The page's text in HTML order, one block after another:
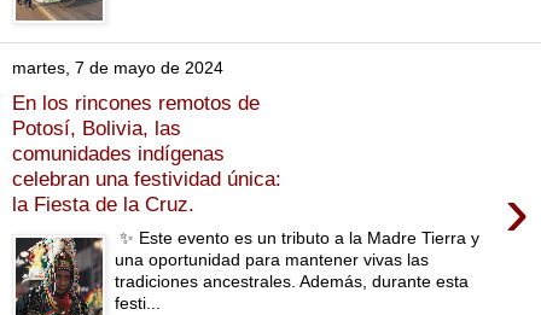
martes, 7 de mayo de 2024
En los rincones remotos de
Potosí, Bolivia, las
comunidades indígenas
celebran una festividad única:
la Fiesta de la Cruz.
›
✨ Este evento es un tributo a la Madre Tierra y
una oportunidad para mantener vivas las
tradiciones ancestrales. Además, durante esta
festi...